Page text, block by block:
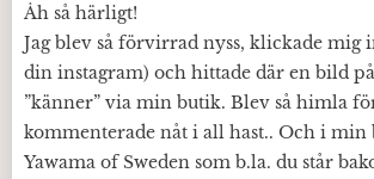
Åh så härligt!
Jag blev så förvirrad nyss, klickade mig
din instagram) och hittade där en bild
”känner” via min butik. Blev så himla
kommenterade nåt i all hast.. Och i min
Yawama of Sweden som b.la. du står